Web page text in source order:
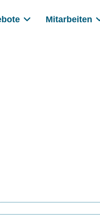
Mitarbeiten